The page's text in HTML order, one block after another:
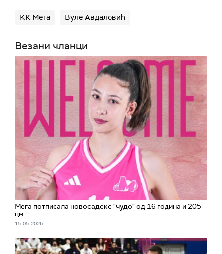
КК Мега Вуле Авдаловић
Везани чланци
Мега потписала новосадско "чудо" од 16 година и 205
цм
15. 05. 2026.